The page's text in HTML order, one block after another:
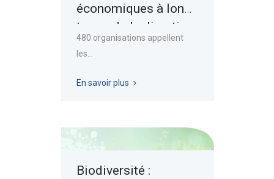
économiques à long
terme de la directive
CS3D
480 organisations appellent
les...
En savoir plus
Biodiversité :